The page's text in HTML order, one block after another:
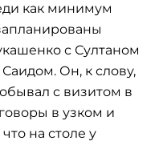
как минимум
с Султаном
Он, к слову,
с визитом в
в узком и
на столе у